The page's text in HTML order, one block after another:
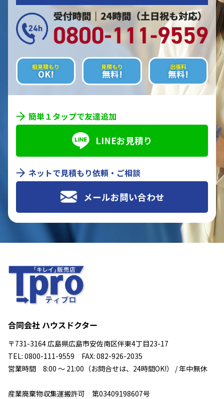
相見積もり
OK!
見積もり
無料!
出張料
無料!
簡単１タップで友達追加
LINEお見積り
ネットで見積もり依頼・ご相談
メールお問い合わせ
合同会社 ハウスドクター
〒731-3164 広島県広島市安佐南区伴東4丁目23-17
TEL: 0800-111-9559 FAX: 082-926-2035
営業時間 8:00 ～ 21:00（お問合せは、24時間OK!） / 年中無休
産業廃棄物収集運搬許可 第03409198607号